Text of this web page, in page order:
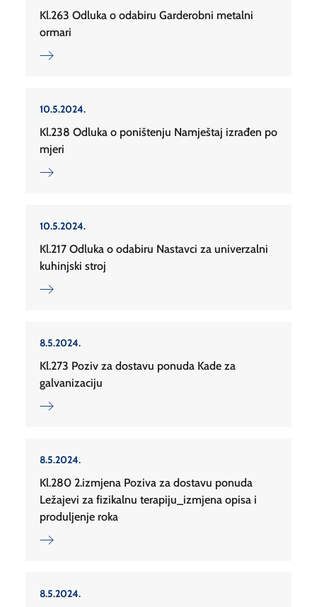
Kl.263 Odluka o odabiru Garderobni metalni
ormari
10.5.2024.
Kl.238 Odluka o poništenju Namještaj izrađen po
mjeri
10.5.2024.
Kl.217 Odluka o odabiru Nastavci za univerzalni
kuhinjski stroj
8.5.2024.
Kl.273 Poziv za dostavu ponuda Kade za
galvanizaciju
8.5.2024.
Kl.280 2.izmjena Poziva za dostavu ponuda
Ležajevi za fizikalnu terapiju_izmjena opisa i
produljenje roka
8.5.2024.